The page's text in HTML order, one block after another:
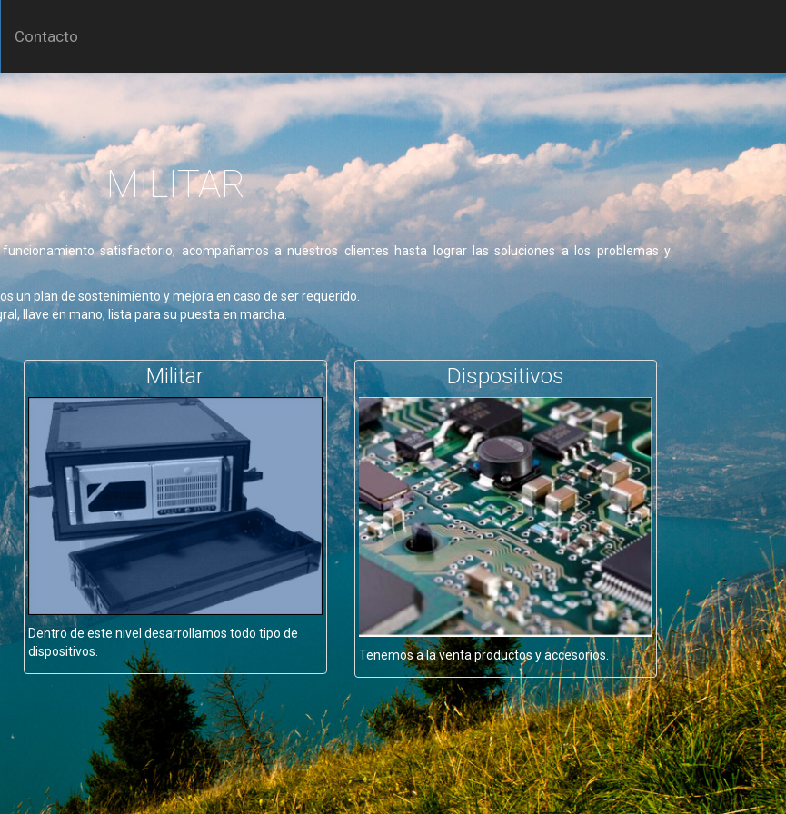
Contacto
MILITAR
satisfactorio, acompañamos a nuestros clientes hasta lograr las soluciones a los problemas y
un plan de sostenimiento y mejora en caso de ser requerido.
llave en mano, lista para su puesta en marcha.
Militar
Dentro de este nivel desarrollamos todo tipo de
dispositivos.
Dispositivos
Tenemos a la venta productos y accesorios.